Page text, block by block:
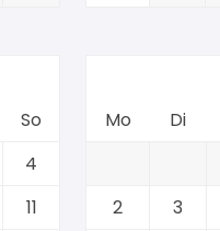
So
4
11
Mo
Di
2
3